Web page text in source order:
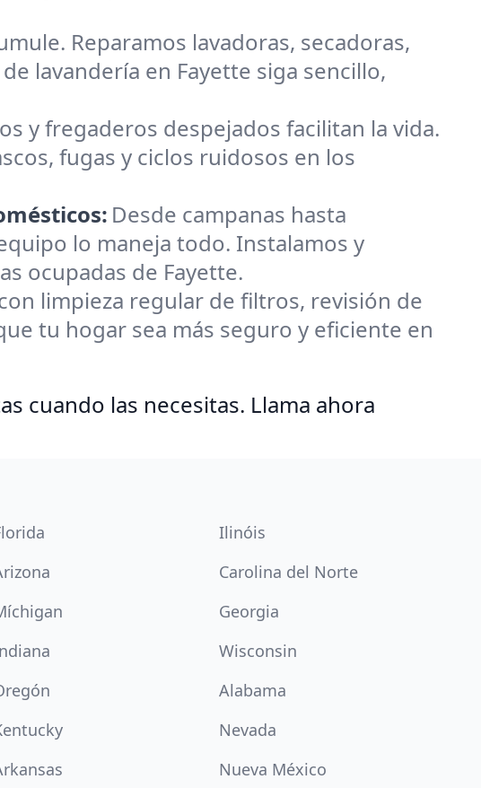
Reparamos lavadoras, secadoras,
lavandería en Fayette siga sencillo,
y fregaderos despejados facilitan la vida.
fugas y ciclos ruidosos en los
Desde campanas hasta
lo maneja todo. Instalamos y
ocupadas de Fayette.
limpieza regular de filtros, revisión de
tu hogar sea más seguro y eficiente en
cuando las necesitas. Llama ahora
Ilinóis
Carolina del Norte
Georgia
Wisconsin
Alabama
Nevada
Nueva México